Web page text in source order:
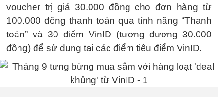
voucher trị giá 30.000 đồng cho đơn hàng từ
100.000 đồng thanh toán qua tính năng “Thanh
toán” và 30 điểm VinID (tương đương 30.000
đồng) để sử dụng tại các điểm tiêu điểm VinID.